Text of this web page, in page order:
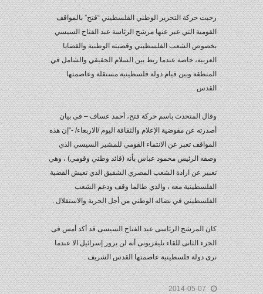
رحبت حركة التحرير الوطني الفلسطيني “فتح” بالمواقف
القومية التي عبر عنها مرشح الرئاسة عبد الفتاح السيسي
بخصوص الشعب الفلسطيني وقضيته الوطنية والقضايا
العربية، خاصة عندما ربط بين السلام الحقيقي والشامل في
المنطقة وبين قيام دولة فلسطينية مستقلة وعاصمتها
القدس .
وقال المتحدث باسم حركة فتح، أحمد عساف – في بيان
أصدرته عن مفوضية الإعلام والثقافة اليوم /الاربعاء/ -“إن هذه
المواقف تعبر عن الانتماء القومي للمشير السيسي الذي
وصفه الرئيس محمود عباس بأنه (قائد وطني وقومي) ، وهي
تعبير عن ارادة الشعب المصري الشقيق الذي تعيش القضية
الفلسطينية معه ، والذي طالما وقف ودعم الشعب
الفلسطيني في نضاله الوطني من أجل الحرية والاستقلال .
كان المرشح الرئاسى عبد الفتاح السيسى قد أكد أمس فى
الجزء الثانى للقاء تليفزيونى أنه لن يزور إسرائيل الا عندما
نرى دولة فلسطينية عاصمتها القدس الشريف .
2014-05-07